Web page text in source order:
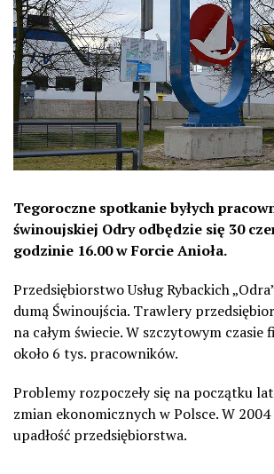
Tegoroczne spotkanie byłych
świnoujskiej Odry odbędzie się 30
godzinie 16.00 w Forcie Anioła.
Przedsiębiorstwo Usług Rybackich
dumą Świnoujścia. Trawlery
na całym świecie. W szczytowym czasie
około 6 tys. pracowników.
Problemy rozpoczeły się na początku
zmian ekonomicznych w Polsce. W 2004
upadłość przedsiębiorstwa.